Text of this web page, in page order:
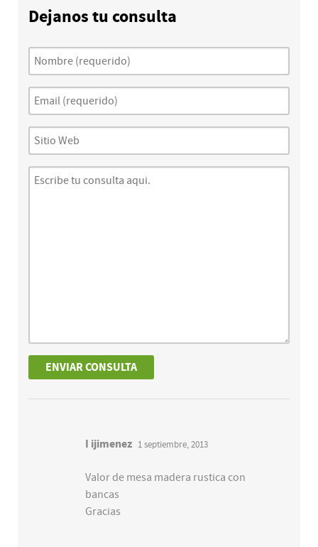
Dejanos tu consulta
I ijimenez 1 septiembre, 2013
Valor de mesa madera rustica con
bancas
Gracias